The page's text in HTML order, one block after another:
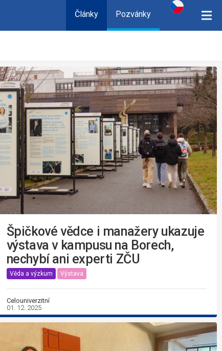
Články Pozvánky
Špičkové vědce i manažery ukazuje
výstava v kampusu na Borech,
nechybí ani experti ZČU
Věda a výzkum Výstava
Celouniverzitní
01. 12. 2025